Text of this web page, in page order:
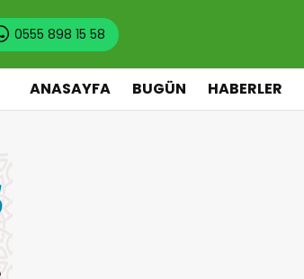
0555 898 15 58
ANASAYFA BUGÜN HABERLER